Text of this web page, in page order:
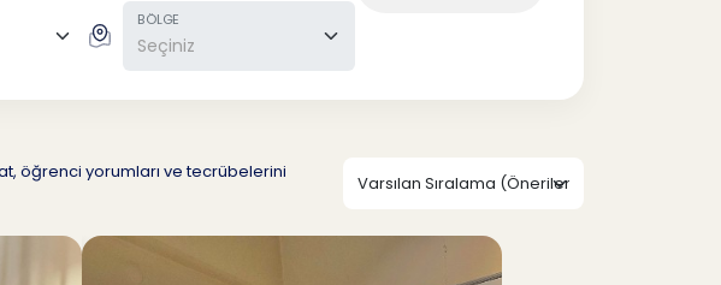
BÖLGE
öğrenci yorumları ve tecrübelerini